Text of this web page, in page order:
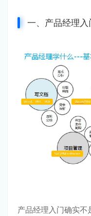
一、产品经理入
产品经理入门确实不